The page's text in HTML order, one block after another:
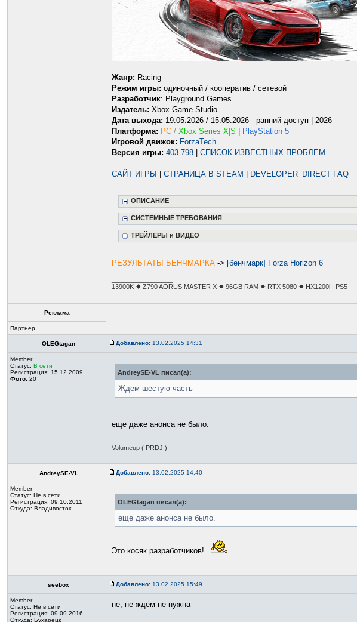
Жанр: Racing
Режим игры: одиночный / кооператив / сетевой
Разработчик: Playground Games
Издатель: Xbox Game Studio
Дата выхода: 19.05.2026 / 15.05.2026 - ранний доступ | 2026
Платформа: PC / Xbox Series X|S
PlayStation 5
Игровой движок: ForzaTech
Версия игры: 403.798 СПИСОК ИЗВЕСТНЫХ ПРОБЛЕМ
САЙТ ИГРЫ СТРАНИЦА В STEAM DEVELOPER_DIRECT FAQ
ОПИСАНИЕ
СИСТЕМНЫЕ ТРЕБОВАНИЯ
ТРЕЙЛЕРЫ и ВИДЕО
РЕЗУЛЬТАТЫ БЕНЧМАРКА -> [бенчмарк] Forza Horizon 6
13900K ✸ Z790 AORUS MASTER X ✸ 96GB RAM ✸ RTX 5080 ✸ HX1200i | PS5
Реклама
Партнер
OLEGtagan Добавлено: 13.02.2025 14:31
Member
Статус: В сети
Регистрация: 15.12.2009
Фото: 20
AndreySE-VL писал(а):
Ждем шестую часть
еще даже анонса не было.
Volumeup ( PRDJ )
AndreySE-VL Добавлено: 13.02.2025 14:40
Member
Статус: Не в сети
Регистрация: 09.10.2011
Откуда: Владивосток
OLEGtagan писал(а):
еще даже анонса не было.
Это косяк разработчиков!
seebox Добавлено: 13.02.2025 15:49
Member
Статус: Не в сети
Регистрация: 09.09.2016
Откуда: Бухарецк
не, не ждём не нужна